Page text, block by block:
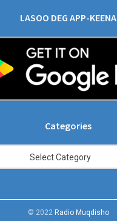
LASOO DEG APP-KEENA
Categories
Select Category
© 2022 Radio Muqdisho